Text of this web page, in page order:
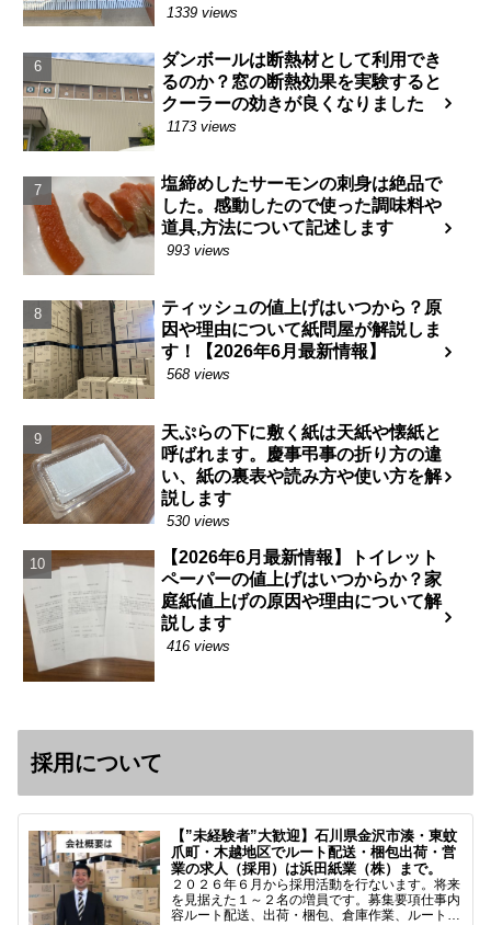
1339 views
ダンボールは断熱材として利用でき
るのか？窓の断熱効果を実験すると
クーラーの効きが良くなりました
1173 views
塩締めしたサーモンの刺身は絶品で
した。感動したので使った調味料や
道具,方法について記述します
993 views
ティッシュの値上げはいつから？原
因や理由について紙問屋が解説しま
す！【2026年6月最新情報】
568 views
天ぷらの下に敷く紙は天紙や懐紙と
呼ばれます。慶事弔事の折り方の違
い、紙の裏表や読み方や使い方を解
説します
530 views
【2026年6月最新情報】トイレット
ペーパーの値上げはいつからか？家
庭紙値上げの原因や理由について解
説します
416 views
採用について
【”未経験者”大歓迎】石川県金沢市湊・東蚊
爪町・木越地区でルート配送・梱包出荷・営
業の求人（採用）は浜田紙業（株）まで。
２０２６年６月から採用活動を行ないます。将来
を見据えた１～２名の増員です。募集要項仕事内
容ルート配送、出荷・梱包、倉庫作業、ルート営